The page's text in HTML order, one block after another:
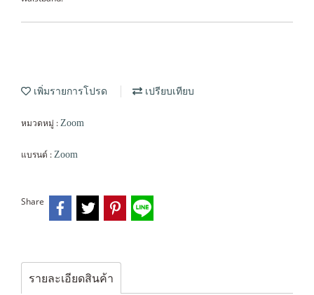
เพิ่มรายการโปรด เปรียบเทียบ
หมวดหมู่ : Zoom
แบรนด์ : Zoom
Share
รายละเอียดสินค้า